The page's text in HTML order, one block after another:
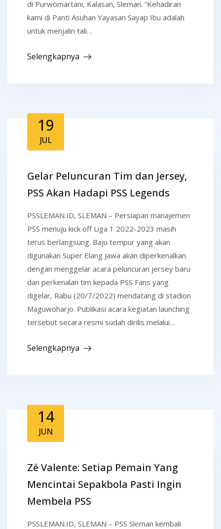
di Purwomartani, Kalasan, Sleman. “Kehadiran
kami di Panti Asuhan Yayasan Sayap Ibu adalah
untuk menjalin tali…
Selengkapnya
19
JUL
Gelar Peluncuran Tim dan Jersey,
PSS Akan Hadapi PSS Legends
PSSLEMAN.ID, SLEMAN – Persiapan manajemen
PSS menuju kick off Liga 1 2022-2023 masih
terus berlangsung. Baju tempur yang akan
digunakan Super Elang Jawa akan diperkenalkan
dengan menggelar acara peluncuran jersey baru
dan perkenalan tim kepada PSS Fans yang
digelar, Rabu (20/7/2022) mendatang di stadion
Maguwoharjo. Publikasi acara kegiatan launching
tersebut secara resmi sudah dirilis melalui…
Selengkapnya
14
JUN
Zé Valente: Setiap Pemain Yang
Mencintai Sepakbola Pasti Ingin
Membela PSS
PSSLEMAN.ID, SLEMAN – PSS Sleman kembali